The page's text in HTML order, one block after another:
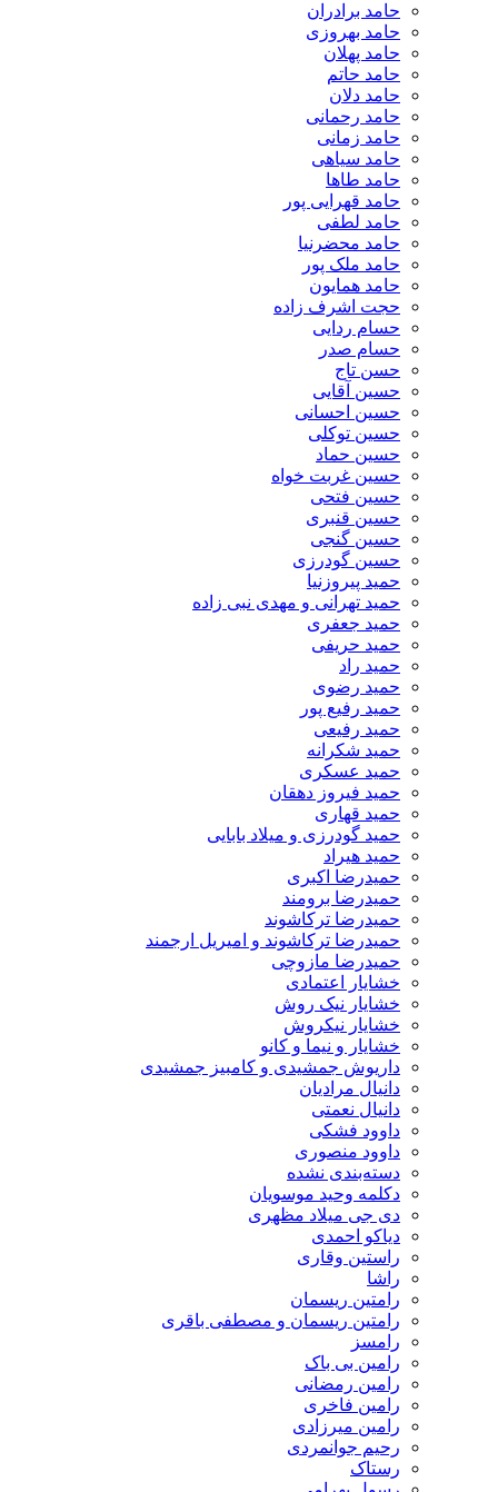
حامد برادران
حامد بهروزی
حامد پهلان
حامد حاتم
حامد دلان
حامد رحمانی
حامد زمانی
حامد سیاهی
حامد طاها
حامد قهرایی پور
حامد لطفی
حامد محضرنیا
حامد ملک پور
حامد همایون
حجت اشرف زاده
حسام ردایی
حسام صدر
حسن تاج
حسین آقایی
حسین احسانی
حسین توکلی
حسین حماد
حسین غربت خواه
حسین فتحی
حسین قنبری
حسین گنجی
حسین گودرزی
حمید پیروزنیا
حمید تهرانی و مهدی نبی زاده
حمید جعفری
حمید حریفی
حمید راد
حمید رضوی
حمید رفیع پور
حمید رفیعی
حمید شکرانه
حمید عسکری
حمید فیروز دهقان
حمید قهاری
حمید گودرزی و میلاد بابایی
حمید هیراد
حمیدرضا اکبری
حمیدرضا برومند
حمیدرضا ترکاشوند
حمیدرضا ترکاشوند و امیریل ارجمند
حمیدرضا مازوچی
خشایار اعتمادی
خشایار نیک روش
خشایار نیکروش
خشایار و نیما و کانو
داریوش جمشیدی و کامبیز جمشیدی
دانیال مرادیان
دانیال نعمتی
داوود فشکی
داوود منصوری
دسته‌بندی نشده
دکلمه وحید موسویان
دی جی میلاد مظهری
دیاکو احمدی
راستین وقاری
راشا
رامتین ریسمان
رامتین ریسمان و مصطفی باقری
رامسز
رامین بی باک
رامین رمضانی
رامین فاخری
رامین میرزادی
رحیم جوانمردی
رستاک